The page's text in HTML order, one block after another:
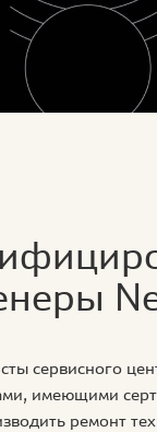
сервисного
имеющими
ремонт